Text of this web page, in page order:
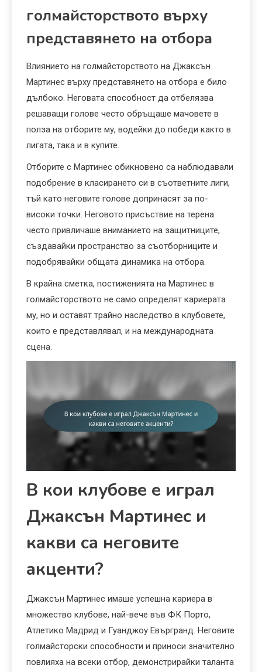
голмайсторството върху
представянето на отбора
Влиянието на голмайсторството на Джаксън
Мартинес върху представянето на отбора е било
дълбоко. Неговата способност да отбелязва
решаващи голове често обръщаше мачовете в
полза на отборите му, водейки до победи както в
лигата, така и в купите.
Отборите с Мартинес обикновено са наблюдавали
подобрение в класирането си в съответните лиги,
тъй като неговите голове допринасят за по-
високи точки. Неговото присъствие на терена
често привличаше вниманието на защитниците,
създавайки пространство за съотборниците и
подобрявайки общата динамика на отбора.
В крайна сметка, постиженията на Мартинес в
голмайсторството не само определят кариерата
му, но и оставят трайно наследство в клубовете,
които е представлявал, и на международната
сцена.
В кои клубове е играл
Джаксън Мартинес и
какви са неговите
акценти?
Джаксън Мартинес имаше успешна кариера в
множество клубове, най-вече във ФК Порто,
Атлетико Мадрид и Гуанджоу Евъргранд. Неговите
голмайсторски способности и приноси значително
повлияха на всеки отбор, демонстрирайки таланта